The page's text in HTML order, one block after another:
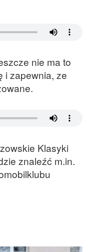
nie ma to
i zapewnia, ze
Klasyki
znaleźć m.in.